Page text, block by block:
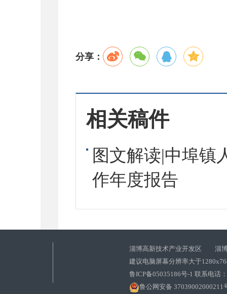
分享：
相关稿件
图文解读|中埠镇
作年度报告
淄博高新技术产业开发区 淄博
建议电脑屏幕分辨率大于
鲁ICP备05035186号-1 联系电话
鲁公网安备 37039002000211